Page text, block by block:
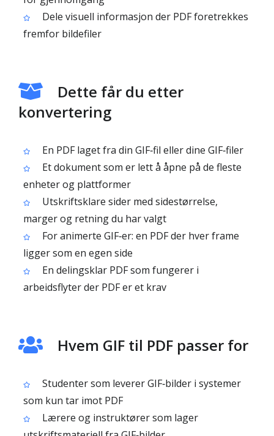
Dele visuell informasjon der PDF foretrekkes
fremfor bildefiler
Dette får du etter
konvertering
En PDF laget fra din GIF‑fil eller dine GIF‑filer
Et dokument som er lett å åpne på de fleste
enheter og plattformer
Utskriftsklare sider med sidestørrelse,
marger og retning du har valgt
For animerte GIF‑er: en PDF der hver frame
ligger som en egen side
En delingsklar PDF som fungerer i
arbeidsflyter der PDF er et krav
Hvem GIF til PDF passer for
Studenter som leverer GIF‑bilder i systemer
som kun tar imot PDF
Lærere og instruktører som lager